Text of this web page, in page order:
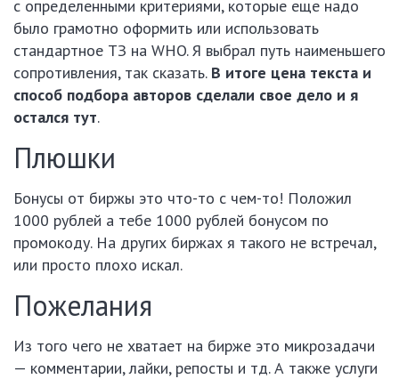
с определенными критериями, которые еще надо
было грамотно оформить или использовать
стандартное ТЗ на WHO. Я выбрал путь наименьшего
сопротивления, так сказать. В итоге цена текста и
способ подбора авторов сделали свое дело и я
остался тут.
Плюшки
Бонусы от биржы это что-то с чем-то! Положил
1000 рублей а тебе 1000 рублей бонусом по
промокоду. На других биржах я такого не встречал,
или просто плохо искал.
Пожелания
Из того чего не хватает на бирже это микрозадачи
— комментарии, лайки, репосты и тд. А также услуги